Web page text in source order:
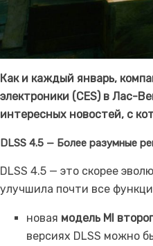
Как и каждый январь,
электроники (CES) в Лас-
интересных новостей, с
DLSS 4.5 — Более разумные
DLSS 4.5 — это скорее
улучшила почти все
новая модель MI
версиях DLSS можно